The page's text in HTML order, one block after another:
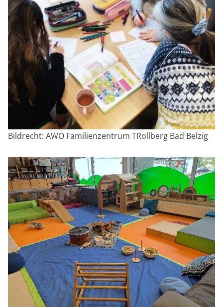
Bildrecht: AWO Familienzentrum TRollberg Bad Belzig